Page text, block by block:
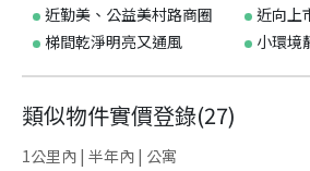
近勤美、公益美村路商圈
近向上
梯間乾淨明亮又通風
小環境
類似物件實價登錄(27)
1公里內 | 半年內 | 公寓